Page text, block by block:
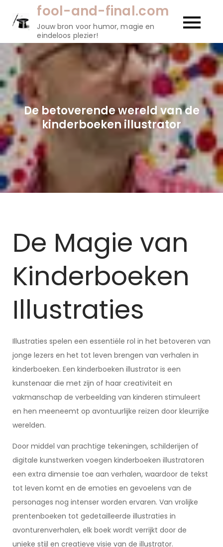
gaan
fool-and-final.com
Jouw bron voor humor, magie en
eindeloos plezier!
De betoverende wereld van de
kinderboeken illustrator
De Magie van
Kinderboeken
Illustraties
Illustraties spelen een essentiële rol in het betoveren van
jonge lezers en het tot leven brengen van verhalen in
kinderboeken. Een kinderboeken illustrator is een
kunstenaar die met zijn of haar creativiteit en
vakmanschap de verbeelding van kinderen stimuleert
en hen meeneemt op avontuurlijke reizen door kleurrijke
werelden.
Door middel van prachtige tekeningen, schilderijen of
digitale kunstwerken voegen kinderboeken illustratoren
een extra dimensie toe aan verhalen, waardoor de tekst
tot leven komt en de emoties en gevoelens van de
personages nog intenser worden ervaren. Van vrolijke
prentenboeken tot gedetailleerde illustraties in
avonturenverhalen, elk boek wordt verrijkt door de
unieke stijl en creatieve visie van de illustrator.